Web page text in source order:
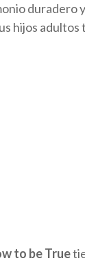
duradero
hijos
to be True